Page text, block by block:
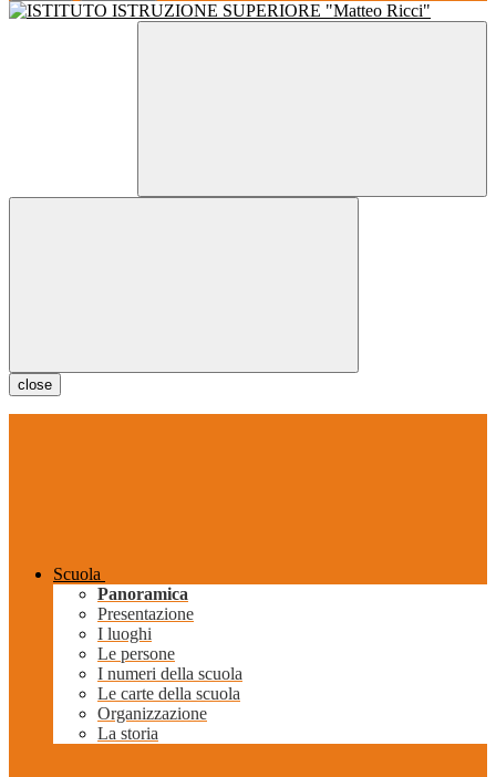
close
Scuola
Panoramica
Presentazione
I luoghi
Le persone
I numeri della scuola
Le carte della scuola
Organizzazione
La storia